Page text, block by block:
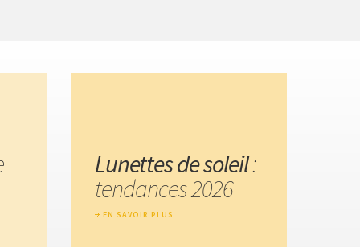
Lunettes de soleil:
tendances 2026
EN SAVOIR PLUS